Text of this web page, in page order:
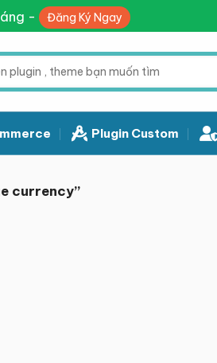
- Đăng Ký Ngay
Plugin Custom
currency”